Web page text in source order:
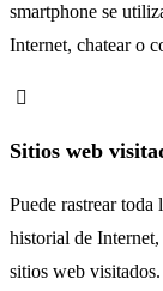
smartphone se
Internet, chatear o
Sitios web
Puede rastrear
historial de
sitios web visitados.